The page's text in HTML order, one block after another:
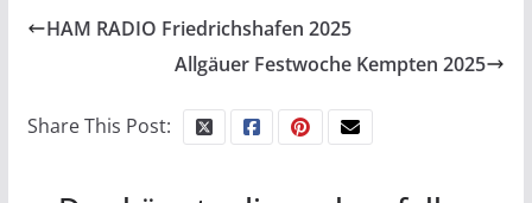
HAM RADIO Friedrichshafen 2025
Allgäuer Festwoche Kempten 2025
Share This Post: